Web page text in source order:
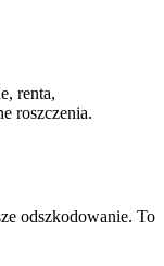
renta,
roszczenia.
odszkodowanie. To